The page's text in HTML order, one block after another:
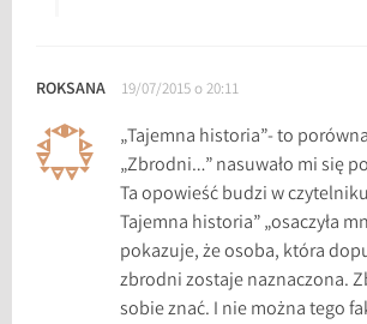
ROKSANA 19/07/2015 o 20:11
„Tajemna historia”- to
„Zbrodni…” nasuwało mi się
Ta opowieść budzi w
Tajemna historia” „osaczyła
pokazuje, że osoba, która
zbrodni zostaje naznaczona.
sobie znać. I nie można tego